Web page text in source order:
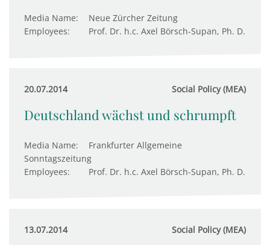
Media Name:
Neue Zürcher Zeitung
Employees:
Prof. Dr. h.c. Axel Börsch-Supan, Ph. D.
20.07.2014 Social Policy (MEA)
Deutschland wächst und schrumpft
Media Name:
Frankfurter Allgemeine
Sonntagszeitung
Employees:
Prof. Dr. h.c. Axel Börsch-Supan, Ph. D.
13.07.2014 Social Policy (MEA)